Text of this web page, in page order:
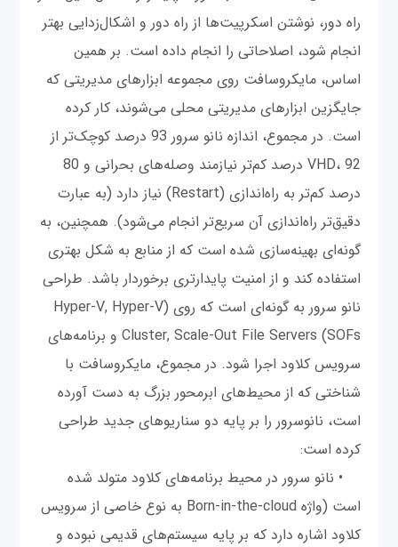
راه دور، نوشتن اسکرپیت‌ها از راه دور و اشکال‌زدایی بهتر
انجام شود، اصلاحاتی را انجام داده است. بر همین
اساس، مایکروسافت روی مجموعه‌ ابزارهای مدیریتی که
جایگزین ابزارهای مدیریتی محلی می‌شوند، کار کرده
است. در مجموع، اندازه نانو سرور 93 درصد کوچک‌تر از
VHD، 92 درصد کم‌تر نیازمند وصله‌های بحرانی و 80
درصد کم‌تر به راه‌اندازی (Restart) نیاز دارد (به عبارت
دقیق‌تر راه‌اندازی آن سریع‌تر انجام می‌شود). همچنین، به
گونه‌ای بهینه‌سازی شده است که از منابع به شکل بهتری
استفاده کند و از امنیت پایدارتری برخوردار باشد. طراحی
نانو سرور به گونه‌ای است که روی (Hyper-V, Hyper-V
Cluster, Scale-Out File Servers (SOFs و برنامه‌های
سرویس کلاود اجرا شود. در مجموع، مایکروسافت با
شناختی که از محیط‌های ابرمحور بزرگ به دست آورده
است، نانوسرور را بر پایه دو سناریوهای جدید طراحی
کرده است:
• نانو سرور در محیط برنامه‌های کلاود متولد شده
است (واژه Born-in-the-cloud به نوع خاصی از سرویس
کلاود اشاره دارد که بر پایه سیستم‌های قدیمی نبوده و